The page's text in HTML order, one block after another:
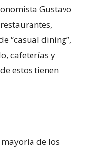
Gustavo
“casual dining”,
cafeterías y
estos tienen
de los